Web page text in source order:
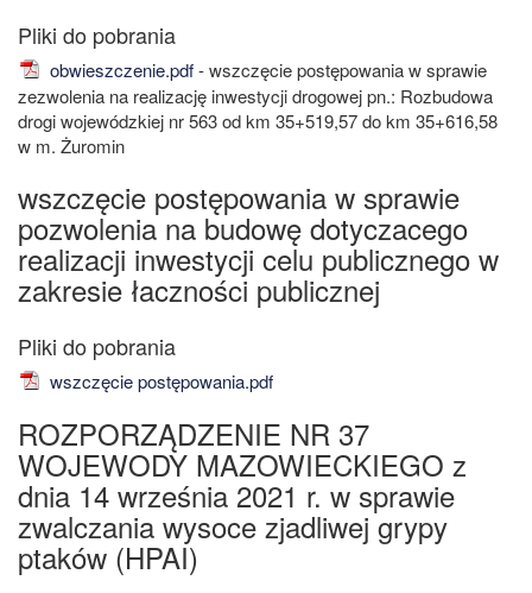
obwieszczenie.pdf- wszczęcie postępowania w sprawie
zezwolenia na realizację inwestycji drogowej pn.: Rozbudowa
drogi wojewódzkiej nr 563 od km 35+519,57 do km 35+616,58
w m. Żuromin
wszczęcie postępowania w sprawie
pozwolenia na budowę dotyczacego
realizacji inwestycji celu publicznego w
zakresie łaczności publicznej
wszczęcie postępowania.pdf
ROZPORZĄDZENIE NR 37
WOJEWODY MAZOWIECKIEGO z
dnia 14 września 2021 r. w sprawie
zwalczania wysoce zjadliwej grypy
ptaków (HPAI)